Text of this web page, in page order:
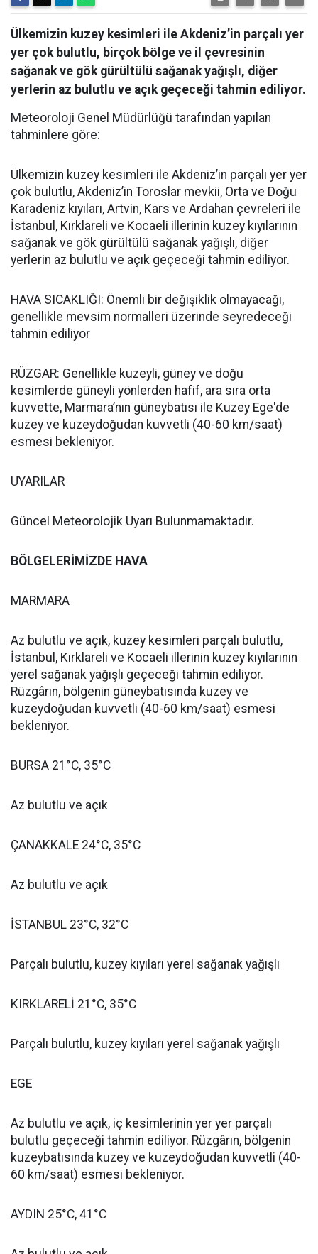
Ülkemizin kuzey kesimleri ile Akdeniz’in parçalı yer
yer çok bulutlu, birçok bölge ve il çevresinin
sağanak ve gök gürültülü sağanak yağışlı, diğer
yerlerin az bulutlu ve açık geçeceği tahmin ediliyor.
Meteoroloji Genel Müdürlüğü tarafından yapılan
tahminlere göre:
Ülkemizin kuzey kesimleri ile Akdeniz’in parçalı yer yer
çok bulutlu, Akdeniz’in Toroslar mevkii, Orta ve Doğu
Karadeniz kıyıları, Artvin, Kars ve Ardahan çevreleri ile
İstanbul, Kırklareli ve Kocaeli illerinin kuzey kıyılarının
sağanak ve gök gürültülü sağanak yağışlı, diğer
yerlerin az bulutlu ve açık geçeceği tahmin ediliyor.
HAVA SICAKLIĞI: Önemli bir değişiklik olmayacağı,
genellikle mevsim normalleri üzerinde seyredeceği
tahmin ediliyor
RÜZGAR: Genellikle kuzeyli, güney ve doğu
kesimlerde güneyli yönlerden hafif, ara sıra orta
kuvvette, Marmara’nın güneybatısı ile Kuzey Ege'de
kuzey ve kuzeydoğudan kuvvetli (40-60 km/saat)
esmesi bekleniyor.
UYARILAR
Güncel Meteorolojik Uyarı Bulunmamaktadır.
BÖLGELERİMİZDE HAVA
MARMARA
Az bulutlu ve açık, kuzey kesimleri parçalı bulutlu,
İstanbul, Kırklareli ve Kocaeli illerinin kuzey kıyılarının
yerel sağanak yağışlı geçeceği tahmin ediliyor.
Rüzgârın, bölgenin güneybatısında kuzey ve
kuzeydoğudan kuvvetli (40-60 km/saat) esmesi
bekleniyor.
BURSA 21°C, 35°C
Az bulutlu ve açık
ÇANAKKALE 24°C, 35°C
Az bulutlu ve açık
İSTANBUL 23°C, 32°C
Parçalı bulutlu, kuzey kıyıları yerel sağanak yağışlı
KIRKLARELİ 21°C, 35°C
Parçalı bulutlu, kuzey kıyıları yerel sağanak yağışlı
EGE
Az bulutlu ve açık, iç kesimlerinin yer yer parçalı
bulutlu geçeceği tahmin ediliyor. Rüzgârın, bölgenin
kuzeybatısında kuzey ve kuzeydoğudan kuvvetli (40-
60 km/saat) esmesi bekleniyor.
AYDIN 25°C, 41°C